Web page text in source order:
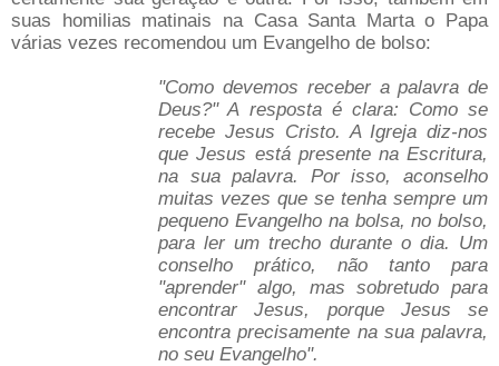
suas homilias matinais na Casa Santa Marta o Papa
várias vezes recomendou um Evangelho de bolso:
"Como devemos receber a palavra de
Deus?" A resposta é clara: Como se
recebe Jesus Cristo. A Igreja diz-nos
que Jesus está presente na Escritura,
na sua palavra. Por isso, aconselho
muitas vezes que se tenha sempre um
pequeno Evangelho na bolsa, no bolso,
para ler um trecho durante o dia. Um
conselho prático, não tanto para
"aprender" algo, mas sobretudo para
encontrar Jesus, porque Jesus se
encontra precisamente na sua palavra,
no seu Evangelho".